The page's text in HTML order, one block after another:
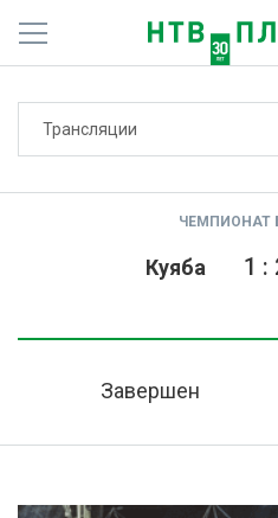
Трансляции
ЧЕМПИОНАТ
Куяба 1 :
Завершен